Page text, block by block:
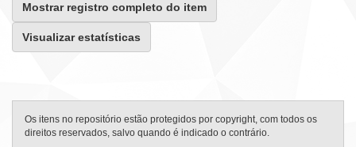
Mostrar registro completo do item
Visualizar estatísticas
Os itens no repositório estão protegidos por copyright, com todos os
direitos reservados, salvo quando é indicado o contrário.